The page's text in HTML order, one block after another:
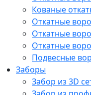
Кованые
Откатные
Откатные
Откатные
Подвесные
Заборы
Забор из 3D